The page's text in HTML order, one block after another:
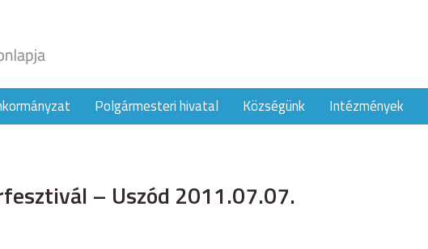
Polgármesteri hivatal Községünk Intézmények
– Uszód 2011.07.07.